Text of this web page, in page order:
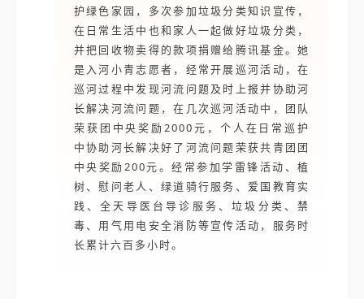
护绿色家园，多次参加垃圾分类知识宣传，
在日常生活中也和家人一起做好垃圾分类，
并把回收物卖得的款项捐赠给腾讯基金。她
是入河小青志愿者，经常开展巡河活动，在
巡河过程中发现河流问题及时上报并协助河
长解决河流问题，在几次巡河活动中，团队
荣获团中央奖励2000元，个人在日常巡护
中协助河长解决好了河流问题荣获共青团团
中央奖励200元。经常参加学雷锋活动、植
树、慰问老人、绿道骑行服务、爱国教育实
践、全天导医台导诊服务、垃圾分类、禁
毒、用气用电安全消防等宣传活动，服务时
长累计六百多小时。